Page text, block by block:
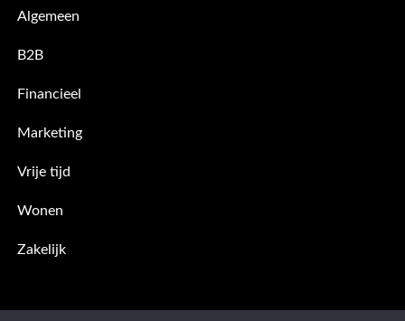
Algemeen
B2B
Financieel
Marketing
Vrije tijd
Wonen
Zakelijk